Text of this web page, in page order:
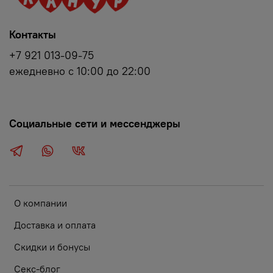
О компании
Доставка и оплата
Скидки и бонусы
Секс-блог
Контакты
+7 921 013-09-75
ежедневно с 10:00 до 22:00
Социальные сети и мессенджеры